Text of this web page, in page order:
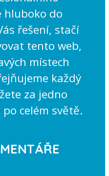
hluboko do
řešení, stačí
tento web,
místech
každý
za jedno
celém světě.